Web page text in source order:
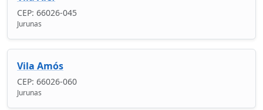
CEP: 66026-045
Jurunas
Vila Amós
CEP: 66026-060
Jurunas